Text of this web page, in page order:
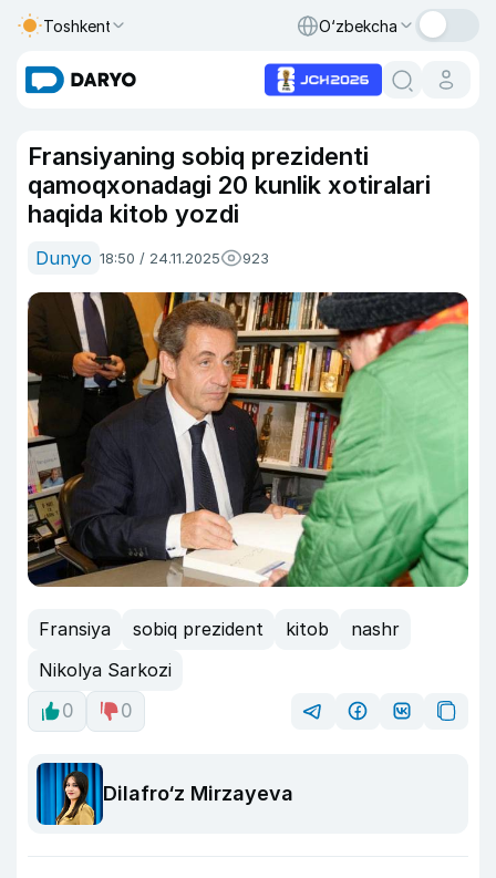
Toshkent O‘zbekcha
Fransiyaning sobiq prezidenti
qamoqxonadagi 20 kunlik xotiralari
haqida kitob yozdi
Dunyo 18:50 / 24.11.2025 923
Fransiya sobiq prezident kitob
nashr
Nikolya Sarkozi
0
0
Dilafro‘z Mirzayeva